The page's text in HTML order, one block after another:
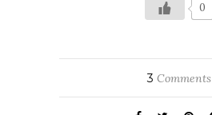
0
3 Comments